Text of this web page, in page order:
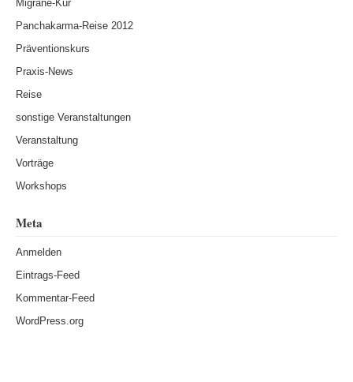
Migräne-Kur
Panchakarma-Reise 2012
Präventionskurs
Praxis-News
Reise
sonstige Veranstaltungen
Veranstaltung
Vorträge
Workshops
Meta
Anmelden
Eintrags-Feed
Kommentar-Feed
WordPress.org